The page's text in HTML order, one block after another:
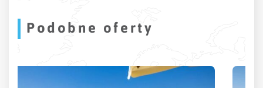
Podobne oferty